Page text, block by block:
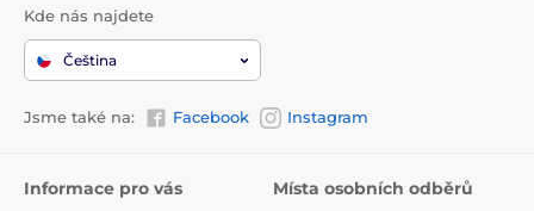
Kde nás najdete
Čeština
Jsme také na: Facebook Instagram
Informace pro vás Místa osobních odběrů